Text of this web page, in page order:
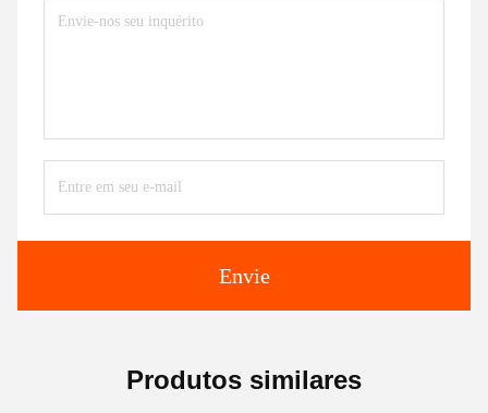
Envie
Produtos similares